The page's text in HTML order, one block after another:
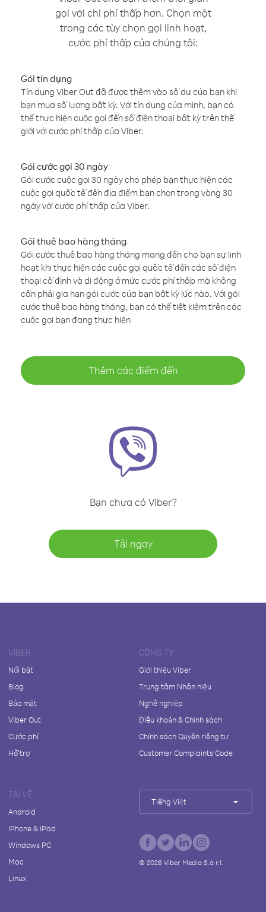
gọi với chi phí thấp hơn. Chọn một
trong các tùy chọn gọi linh hoạt,
cước phí thấp của chúng tôi:
Gói tín dụng
Tín dụng Viber Out đã được thêm vào số dư của bạn khi
bạn mua số lượng bất kỳ. Với tín dụng của mình, bạn có
thể thực hiện cuộc gọi đến số điện thoại bất kỳ trên thế
giới với cước phí thấp của Viber.
Gói cước gọi 30 ngày
Gói cước cuộc gọi 30 ngày cho phép bạn thực hiện các
cuộc gọi quốc tế đến địa điểm bạn chọn trong vòng 30
ngày với cước phí thấp của Viber.
Gói thuê bao hàng tháng
Gói cước thuê bao hàng tháng mang đến cho bạn sự linh
hoạt khi thực hiện các cuộc gọi quốc tế đến các số điện
thoại cố định và di động ở mức cước phí thấp mà không
cần phải gia hạn gói cước của bạn bất kỳ lúc nào. Với gói
cước thuê bao hàng tháng, bạn có thể tiết kiệm trên các
cuộc gọi bạn đang thực hiện
Thêm các điểm đến
Bạn chưa có Viber?
Tải ngay
VIBER
Nổi bật
Blog
Bảo mật
Viber Out
Cước phí
Hỗ trợ
CÔNG TY
Giới thiệu Viber
Trung tâm Nhãn hiệu
Nghề nghiệp
Điều khoản & Chính sách
Chính sách Quyền riêng tư
Customer Complaints Code
TẢI VỀ
Android
iPhone & iPad
Windows PC
Mac
Linux
Tiếng Việt
© 2026Viber Media S.à r.l.